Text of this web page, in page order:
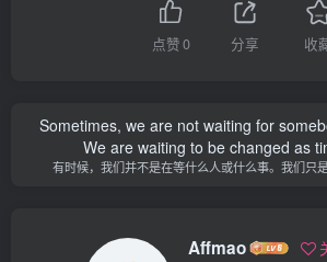
点赞0 分享 收
Sometimes, we are not waiting for
We are waiting to be changed as
有时候，我们并不是在等什么人或什么事。我们只
Affmao